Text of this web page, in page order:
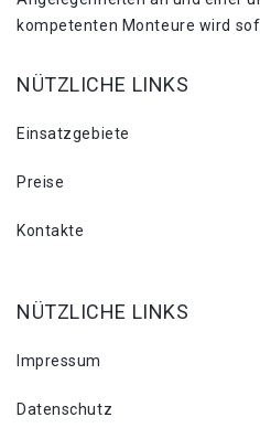
kompetenten Monteure wird
NÜTZLICHE LINKS
Einsatzgebiete
Preise
Kontakte
NÜTZLICHE LINKS
Impressum
Datenschutz